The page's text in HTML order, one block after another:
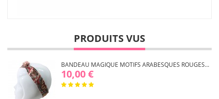
PRODUITS VUS
BANDEAU MAGIQUE MOTIFS ARABESQUES ROUGES...
10,00 €